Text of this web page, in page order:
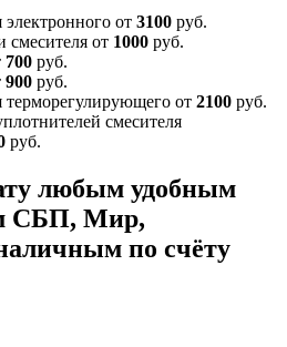
электронного от 3100 руб.
смесителя от 1000 руб.
700 руб.
900 руб.
терморегулирующего от 2100 руб.
смесителя
руб.
любым удобным
СБП, Мир,
по счёту